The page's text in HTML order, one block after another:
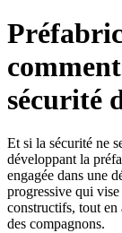
sécurité
Et si la sécurité ne
développant la
engagée dans une
progressive qui
constructifs, tout en
des compagnons.